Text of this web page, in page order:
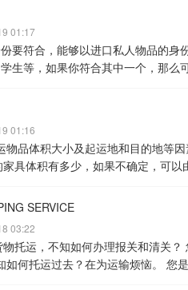
01:17
要符合，能够以进口私人物品的身
生等，如果你符合其中一个，那么
，咨询收费标准。
验收查看。至于仓储问题，一般来
，那么直接用家具厂出厂包装即可
货值+关税+海运费+保险）10%）
他们带有Logo的包装材料重新包
前已做熏蒸处理的有效证明书，建
损害，但会有一点异味（一般10天
5、报关、清关：这些都由国际搬家
家公司来提供，如物品清单、清关
01:16
物品体积大小及起运地和目的地等
具体积有多少，如果不确定，可以
柜还是整柜运输，这个要看你要运
划算，所以根据实际方数选择柜型。
方米.
米.配货毛重一般为22吨,体积为
移民纸复印件、物品清单、体积及
SERVICE
03:22
托运，不知如何办理报关和清关？
何托运过去？在为运输烦恼。
您